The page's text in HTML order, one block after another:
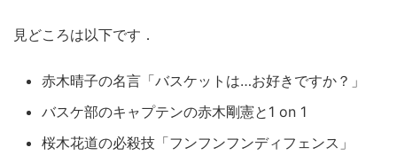
見どころは以下です．
赤木晴子の名言「バスケットは…お好きですか？」
バスケ部のキャプテンの赤木剛憲と1 on 1
桜木花道の必殺技「フンフンフンディフェンス」